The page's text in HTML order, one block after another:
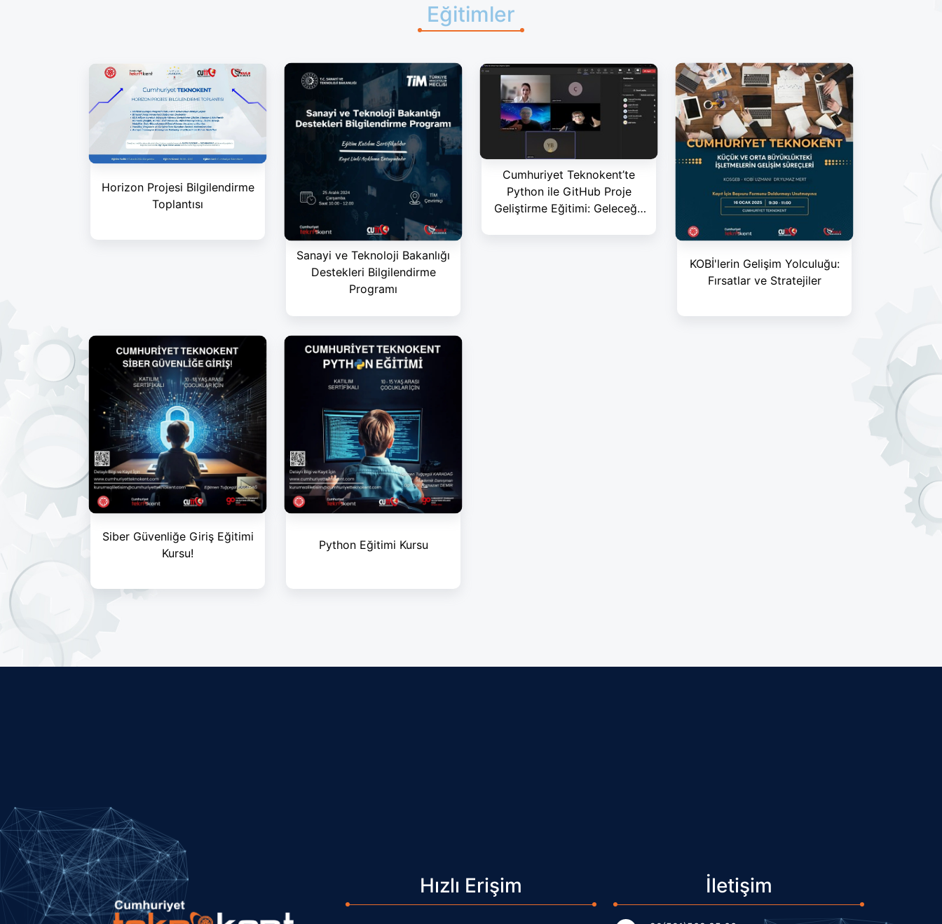
Eğitimler
Horizon Projesi Bilgilendirme
Toplantısı
Sanayi ve Teknoloji Bakanlığı
Destekleri Bilgilendirme
Programı
Cumhuriyet Teknokent’te
Python ile GitHub Proje
Geliştirme Eğitimi: Geleceğe
KOBİ'lerin Gelişim Yolculuğu:
Fırsatlar ve Stratejiler
Siber Güvenliğe Giriş Eğitimi
Kursu!
Python Eğitimi Kursu
Hızlı Erişim İletişim